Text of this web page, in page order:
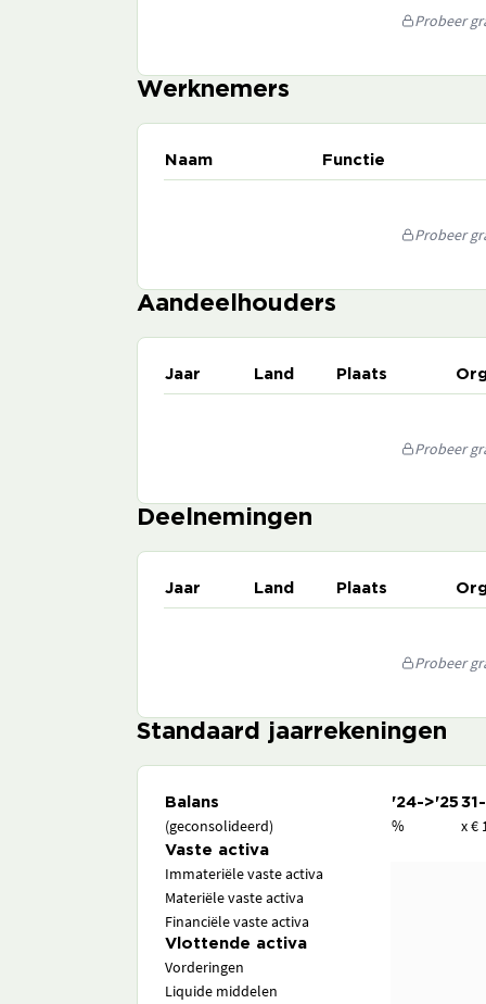
Probeer
Werknemers
Naam Functie
Probeer
Aandeelhouders
Jaar Land Plaats
Probeer
Deelnemingen
Jaar Land Plaats
Probeer
Standaard jaarrekeningen
Balans '24->'25
(geconsolideerd) % x €
Vaste activa
Immateriële vaste activa
Materiële vaste activa
Financiële vaste activa
Vlottende activa
Vorderingen
Liquide middelen